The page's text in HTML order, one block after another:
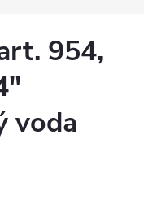
954,
voda